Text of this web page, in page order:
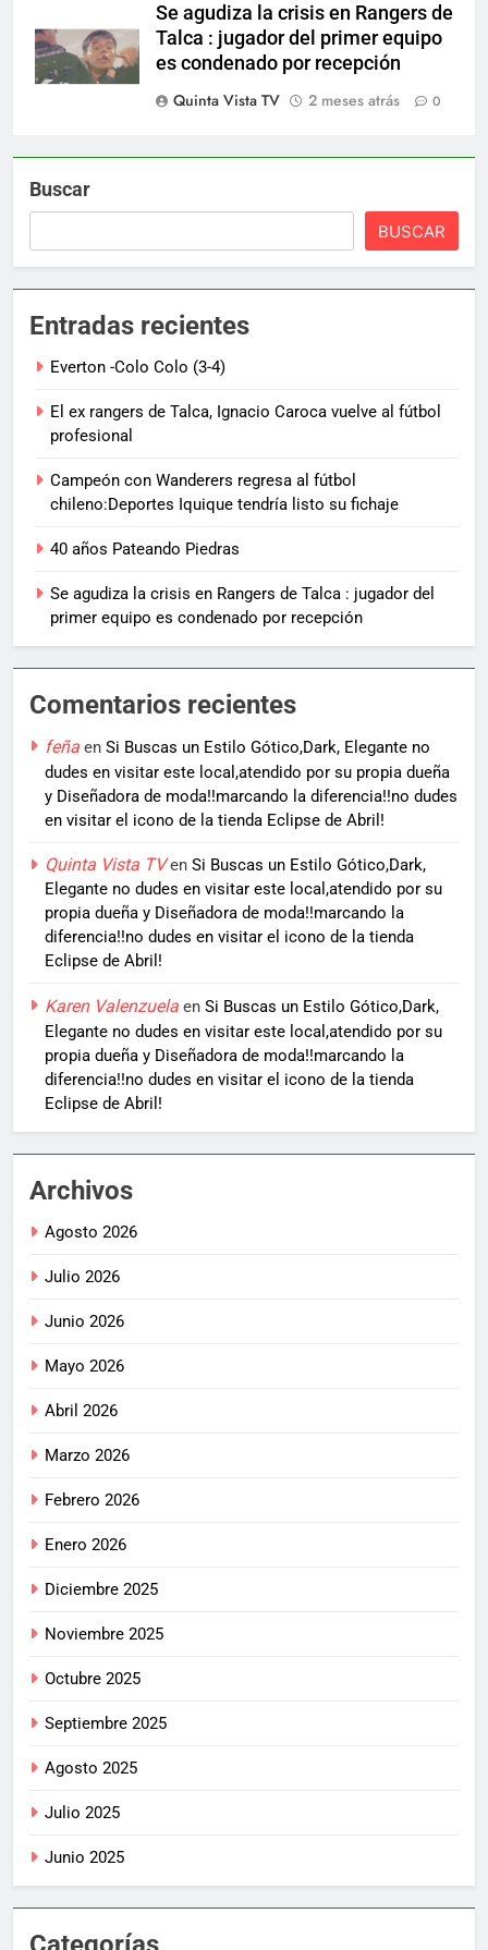
Se agudiza la crisis en Rangers de
Talca : jugador del primer equipo
es condenado por recepción
Quinta Vista TV
2 meses atrás 0
Buscar
BUSCAR
Entradas recientes
Everton -Colo Colo (3-4)
El ex rangers de Talca, Ignacio Caroca vuelve al fútbol
profesional
Campeón con Wanderers regresa al fútbol
chileno:Deportes Iquique tendría listo su fichaje
40 años Pateando Piedras
Se agudiza la crisis en Rangers de Talca : jugador del
primer equipo es condenado por recepción
Comentarios recientes
feña en Si Buscas un Estilo Gótico,Dark, Elegante no
dudes en visitar este local,atendido por su propia dueña
y Diseñadora de moda!!marcando la diferencia!!no dudes
en visitar el icono de la tienda Eclipse de Abril!
Quinta Vista TVen Si Buscas un Estilo Gótico,Dark,
Elegante no dudes en visitar este local,atendido por su
propia dueña y Diseñadora de moda!!marcando la
diferencia!!no dudes en visitar el icono de la tienda
Eclipse de Abril!
Karen Valenzuela en Si Buscas un Estilo Gótico,Dark,
Elegante no dudes en visitar este local,atendido por su
propia dueña y Diseñadora de moda!!marcando la
diferencia!!no dudes en visitar el icono de la tienda
Eclipse de Abril!
Archivos
Agosto 2026
Julio 2026
Junio 2026
Mayo 2026
Abril 2026
Marzo 2026
Febrero 2026
Enero 2026
Diciembre 2025
Noviembre 2025
Octubre 2025
Septiembre 2025
Agosto 2025
Julio 2025
Junio 2025